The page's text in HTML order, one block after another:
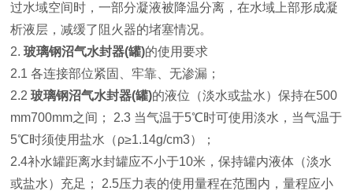
过水域空间时，一部分凝液被降温分离，在水域上部形成凝
析液层，减缓了阻火器的堵塞情况。
2.玻璃钢沼气水封器(罐)的使用要求
2.1 各连接部位紧固、牢靠、无渗漏；
2.2 玻璃钢沼气水封器(罐)的液位（淡水或盐水）保持在500
mm700mm之间； 2.3 当气温于5℃时可使用淡水，当气温于
5℃时须使用盐水（ρ≥1.14g/cm3）；
2.4补水罐距离水封罐应不小于10米，保持罐内液体（淡水
或盐水）充足； 2.5压力表的使用量程在范围内，量程应小